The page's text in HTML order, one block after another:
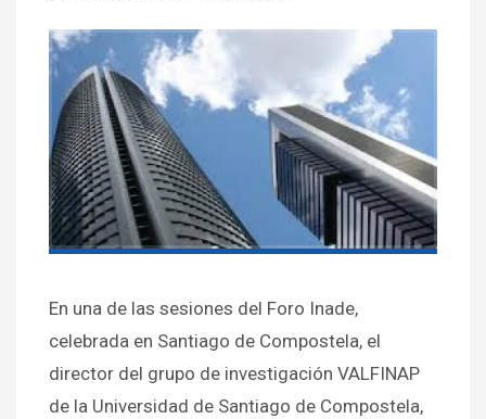
En una de las sesiones del Foro Inade,
celebrada en Santiago de Compostela, el
director del grupo de investigación VALFINAP
de la Universidad de Santiago de Compostela,